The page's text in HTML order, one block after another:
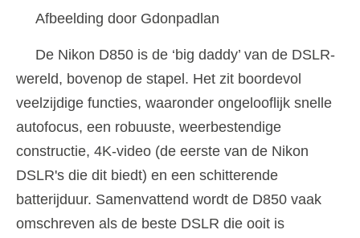
Afbeelding door Gdonpadlan
De Nikon D850 is de ‘big daddy’ van de DSLR-
wereld, bovenop de stapel. Het zit boordevol
veelzijdige functies, waaronder ongelooflijk snelle
autofocus, een robuuste, weerbestendige
constructie, 4K-video (de eerste van de Nikon
DSLR's die dit biedt) en een schitterende
batterijduur. Samenvattend wordt de D850 vaak
omschreven als de beste DSLR die ooit is